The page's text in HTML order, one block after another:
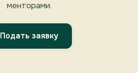
менторами.
Подать заявку